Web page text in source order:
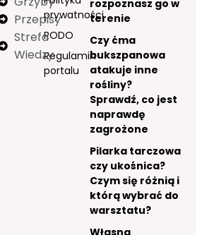
prywatności
RODO
Regulamin
portalu
Przepisy
Strefa
Wiedzy
rozpoznasz go w
terenie
Czy ćma
bukszpanowa
atakuje inne
rośliny?
Sprawdź, co jest
naprawdę
zagrożone
Pilarka tarczowa
czy ukośnica?
Czym się różnią i
którą wybrać do
warsztatu?
Własna